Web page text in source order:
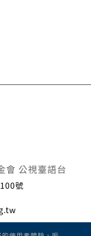
會 公視臺語台
號
© All